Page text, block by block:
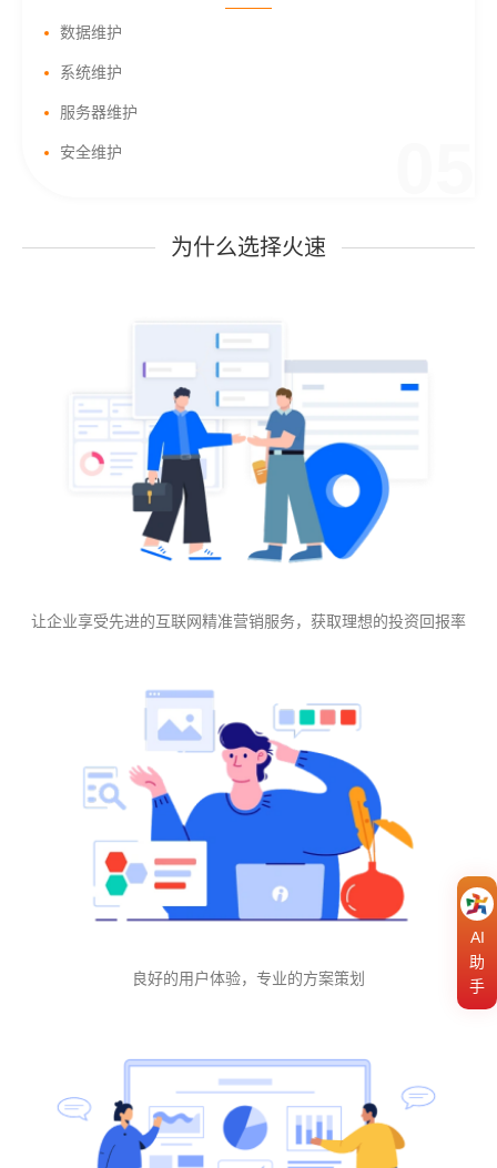
数据维护
系统维护
服务器维护
安全维护
为什么选择火速
让企业享受先进的互联网精准营销服务，获取理想的投资回报率
良好的用户体验，专业的方案策划
AI
助
手